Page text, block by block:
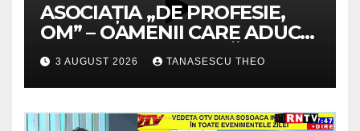
ASOCIAȚIA „DE PROFESIE,
OM” – OAMENII CARE ADUC
VALOARE COMUNITĂȚII /
SECRETELE SUCCESULUI
/VIDEO
3 AUGUST 2026 TANASESCU THEO